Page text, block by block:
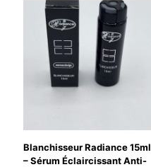
Name
Email*
Blanchisseur Radiance 15ml
– Sérum Éclaircissant Anti-